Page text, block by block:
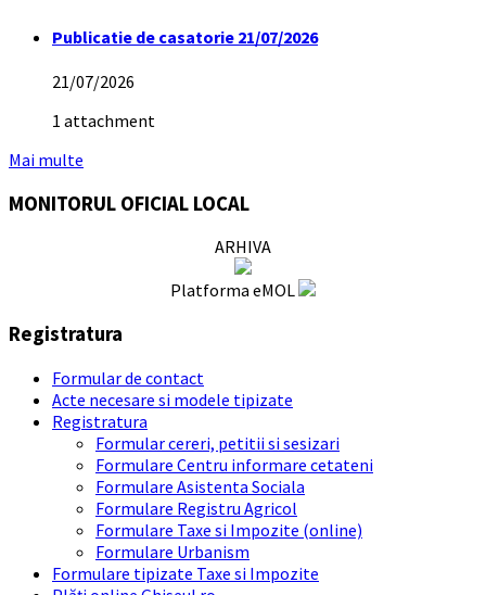
Publicatie de casatorie 21/07/2026
21/07/2026
1 attachment
Mai multe
MONITORUL OFICIAL LOCAL
ARHIVA
Platforma eMOL
Registratura
Formular de contact
Acte necesare si modele tipizate
Registratura
Formular cereri, petitii si sesizari
Formulare Centru informare cetateni
Formulare Asistenta Sociala
Formulare Registru Agricol
Formulare Taxe si Impozite (online)
Formulare Urbanism
Formulare tipizate Taxe si Impozite